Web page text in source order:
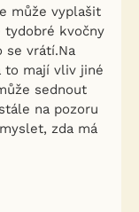
může vyplašit
tydobré kvočny
se vrátí.Na
to mají vliv jiné
sednout
na pozoru
zda má